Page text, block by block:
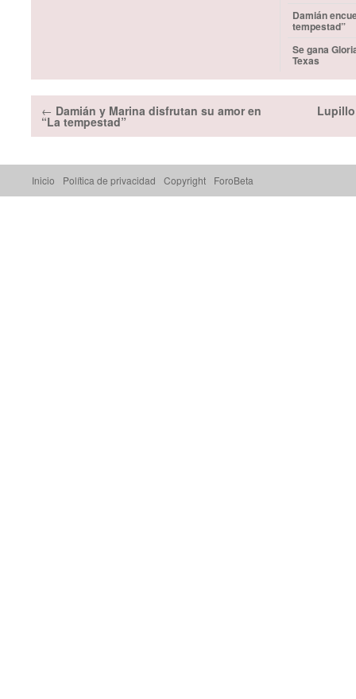
Damián
tempestad”
Se gana
Texas
← Damián y Marina disfrutan su amor en
“La tempestad”
Inicio Política de privacidad Copyright ForoBeta